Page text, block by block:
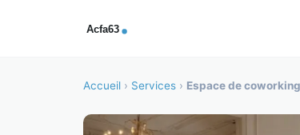
Accueil › Services › Espace de